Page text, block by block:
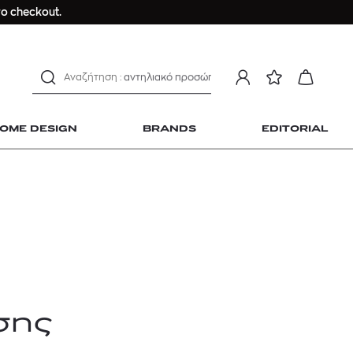
checkout.
DESIGN BRANDS EDITORIAL
αντηλιακό προσώπου
kiehl's avocado eye